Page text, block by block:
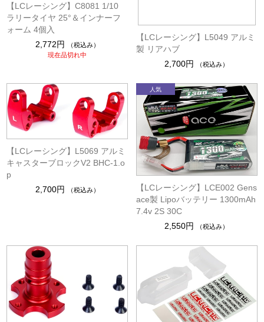
【LCレーシング】C8081 1/10
ラリータイヤ 25°＆インナーフ
ォーム 4個入
2,772円
（税込み）
現在品切れ中
【LCレーシング】L5049 アルミ
製 リアハブ
2,700円
（税込み）
【LCレーシング】L5069 アルミ
キャスターブロックV2 BHC-1.o
p
2,700円
（税込み）
【LCレーシング】LCE002 Gens
ace製 Lipoバッテリー 1300mAh
7.4v 2S 30C
2,550円
（税込み）